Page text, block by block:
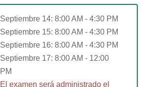
Septiembre 14: 8:00 AM - 4:30 PM
Septiembre 15: 8:00 AM - 4:30 PM
Septiembre 16: 8:00 AM - 4:30 PM
Septiembre 17: 8:00 AM - 12:00
PM
El examen será administrado el